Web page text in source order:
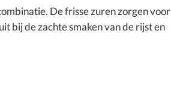
De frisse zuren zorgen voor
bij de zachte smaken van de rijst en